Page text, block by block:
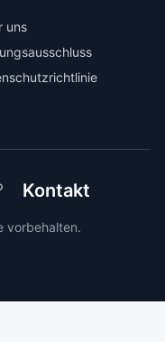
uns
Kontakt
vorbehalten.